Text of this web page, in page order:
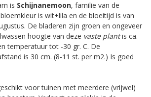
is Schijnanemoon, familie van de
is wit+lila en de bloeitijd is van
De bladeren zijn groen en ongeveer
hoogte van deze vaste plantis ca.
temperatuur tot -30 gr. C. De
is 30 cm. (8-11 st. per m2.) Is goed
voor tuinen met meerdere (vrijwel)